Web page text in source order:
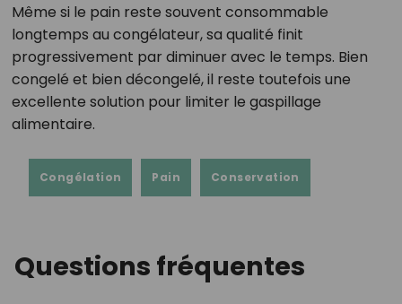
Même si le pain reste souvent consommable
longtemps au congélateur, sa qualité finit
progressivement par diminuer avec le temps. Bien
congelé et bien décongelé, il reste toutefois une
excellente solution pour limiter le gaspillage
alimentaire.
Congélation Pain Conservation
Questions fréquentes